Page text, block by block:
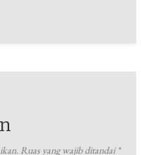
Ruas yang wajib ditandai *